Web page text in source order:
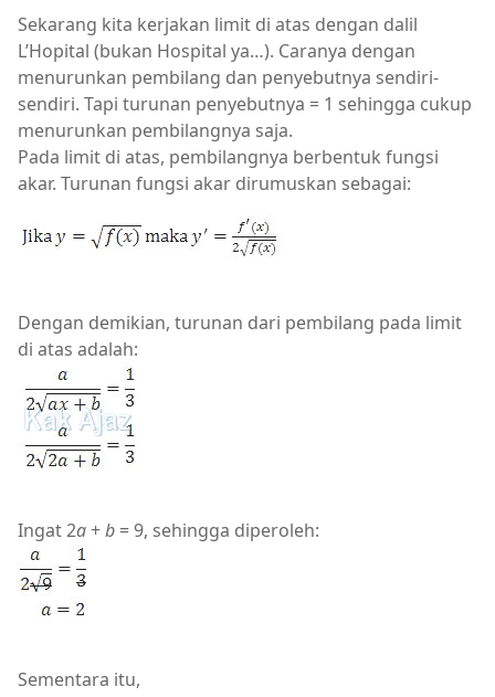
Sekarang kita kerjakan limit di atas dengan dalil
L’Hopital (bukan Hospital ya…). Caranya dengan
menurunkan pembilang dan penyebutnya sendiri-
sendiri. Tapi turunan penyebutnya = 1 sehingga cukup
menurunkan pembilangnya saja.
Pada limit di atas, pembilangnya berbentuk fungsi
akar. Turunan fungsi akar dirumuskan sebagai:
Dengan demikian, turunan dari pembilang pada limit
di atas adalah:
Ingat 2a+b = 9, sehingga diperoleh:
Sementara itu,